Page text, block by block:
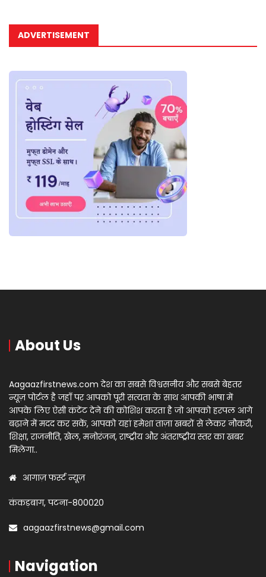
ADVERTISEMENT
About Us
Aagaazfirstnews.com देश का सबसे विश्वसनीय और सबसे बेहतर
न्यूज़ पोर्टल है जहाँ पर आपको पूरी सत्यता के साथ आपकी भाषा में
आपके लिए ऐसी कंटेंट देने की कोशिश करता है जो आपको हरपल आगे
बढ़ाने में मदद कर सकें, आपको यहां हमेशा ताज़ा खबरों से लेकर नौकरी,
शिक्षा, राजनीति, खेल, मनोरंजन, राष्ट्रीय और अंतराष्ट्रीय स्तर का खबर
मिलेगा..
आगाज़ फर्स्ट न्यूज़
कंकड़बाग, पटना-800020
aagaazfirstnews@gmail.com
Navigation